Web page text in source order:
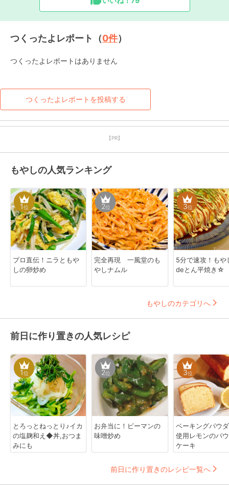
つくったよレポート（0件）
つくったよレポートはありません
つくったよレポートを投稿する
【PR】
もやしの人気ランキング
1位
プロ直伝！ニラともや
しの卵炒め
2位
完全再現 一風堂のも
やしナムル
3位
5分で速攻！もや
deとん平焼き☆
もやしのカテゴリへ
前日に作り置きの人気レシピ
1位
とろっとねっとり♪イカ
の塩麹和え◆丼,おつま
みにも
2位
お弁当に！ピーマンの
味噌炒め
3位
ベーキングパウ
使用レモンのパ
ケーキ
前日に作り置きのレシピ一覧へ